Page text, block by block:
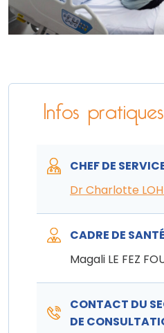
Infos pratiques
CHEF DE
Dr Charlotte
CADRE DE SANTÉ
Magali LE FEZ
CONTACT DU
DE